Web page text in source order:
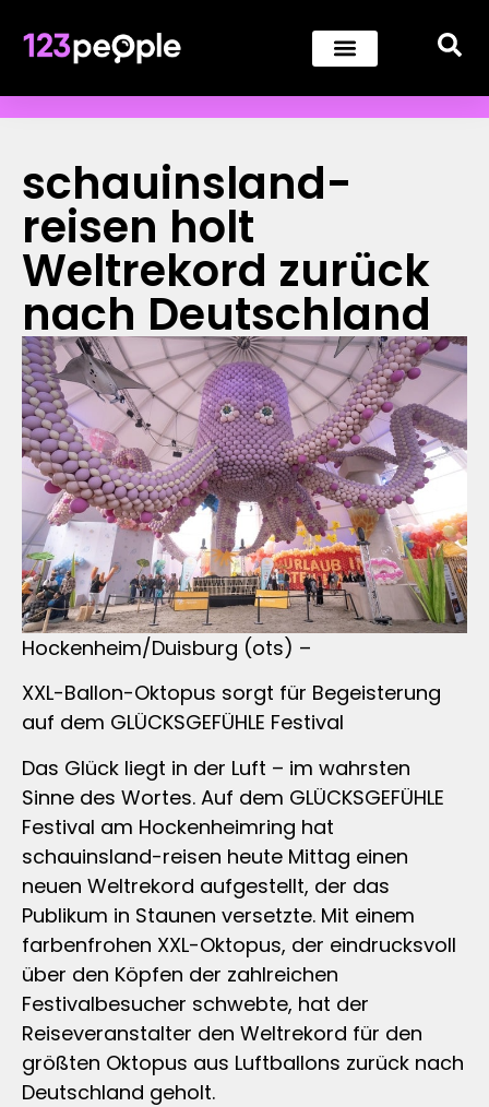
schauinsland-
reisen holt
Weltrekord zurück
nach Deutschland
Hockenheim/Duisburg (ots) –
XXL-Ballon-Oktopus sorgt für Begeisterung
auf dem GLÜCKSGEFÜHLE Festival
Das Glück liegt in der Luft – im wahrsten
Sinne des Wortes. Auf dem GLÜCKSGEFÜHLE
Festival am Hockenheimring hat
schauinsland-reisen heute Mittag einen
neuen Weltrekord aufgestellt, der das
Publikum in Staunen versetzte. Mit einem
farbenfrohen XXL-Oktopus, der eindrucksvoll
über den Köpfen der zahlreichen
Festivalbesucher schwebte, hat der
Reiseveranstalter den Weltrekord für den
größten Oktopus aus Luftballons zurück nach
Deutschland geholt.